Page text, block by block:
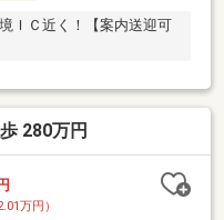
ＩＣ近く！【案内送迎可
280万円
万円）